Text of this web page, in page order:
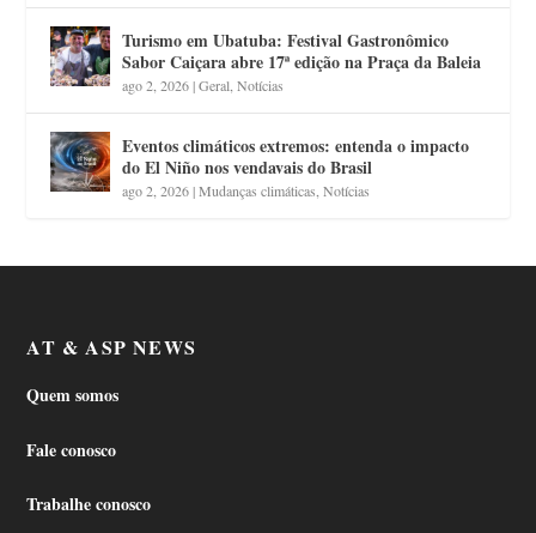
Turismo em Ubatuba: Festival Gastronômico
Sabor Caiçara abre 17ª edição na Praça da Baleia
ago 2, 2026|Geral,Notícias
Eventos climáticos extremos: entenda o impacto
do El Niño nos vendavais do Brasil
ago 2, 2026|Mudanças climáticas,Notícias
AT & ASP NEWS
Quem somos
Fale conosco
Trabalhe conosco